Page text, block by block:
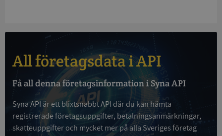
All företagsdata i API
Få all denna företagsinformation i Syna API
Syna API är ett blixtsnabbt API där du kan hämta
registrerade företagsuppgifter, betalningsanmärkningar,
skatteuppgifter och mycket mer på alla Sveriges företag
Domän
__RequestVerificationToken
Microsoft
Corporation
de.syna.se